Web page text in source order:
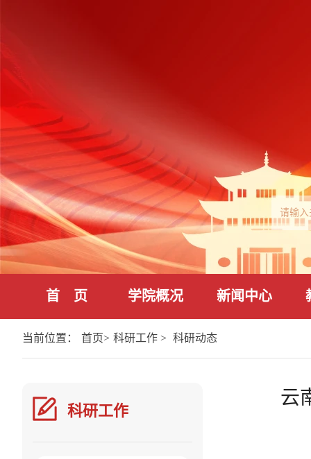
首 页 学院概况 新闻中心
当前位置： 首页> 科研工作 > 科研动态
科研工作
云